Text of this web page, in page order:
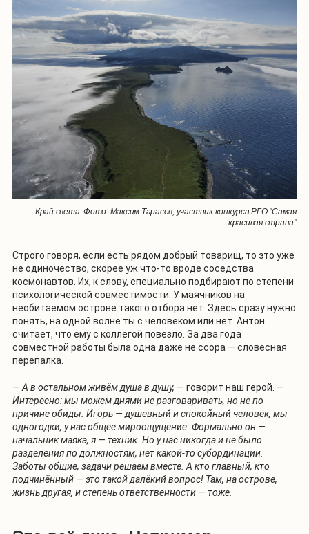
Край света. Фото: Максим Тарасов, участник конкурса РГО "Самая
красивая страна"
Строго говоря, если есть рядом добрый товарищ, то это уже
не одиночество, скорее уж что-то вроде соседства
космонавтов. Их, к слову, специально подбирают по степени
психологической совместимости. У маячников на
необитаемом острове такого отбора нет. Здесь сразу нужно
понять, на одной волне ты с человеком или нет. Антон
считает, что ему с коллегой повезло. За два года
совместной работы была одна даже не ссора — словесная
перепалка.
— А в остальном живём душа в душу, — говорит наш герой. —
Интересно: мы можем днями не разговаривать, но не по
причине обиды. Игорь — душевный и спокойный человек, мы
одногодки, у нас общее мироощущение. Формально он —
начальник маяка, я — техник. Но у нас никогда и не было
разделения по должностям, нет какой-то субординации.
Заботы общие, задачи решаем вместе. А кто главный, кто
подчинённый — это такой далёкий вопрос! Там, на острове,
жизнь другая, и степень ответственности — тоже.